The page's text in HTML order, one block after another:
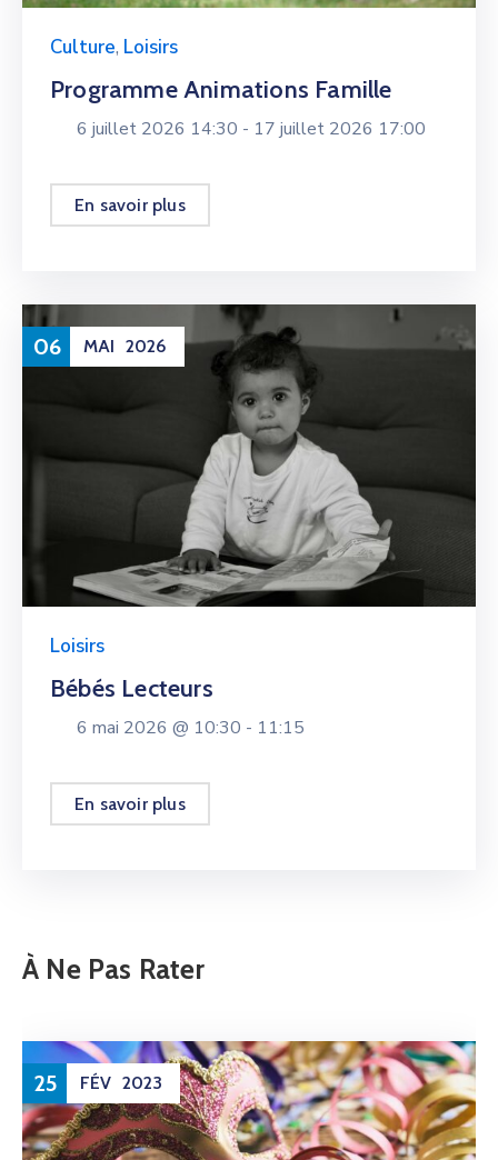
Culture, Loisirs
Programme Animations Famille
6 juillet 2026 14:30 - 17 juillet 2026 17:00
En savoir plus
06 MAI 2026
Loisirs
Bébés Lecteurs
6 mai 2026 @ 10:30 - 11:15
En savoir plus
À Ne Pas Rater
25 FÉV 2023